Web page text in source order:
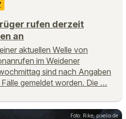
rufen derzeit
an
aktuellen Welle von
im Weidener
sind nach Angaben
gemeldet worden. Die …
Foto: Rike, pixelio.de